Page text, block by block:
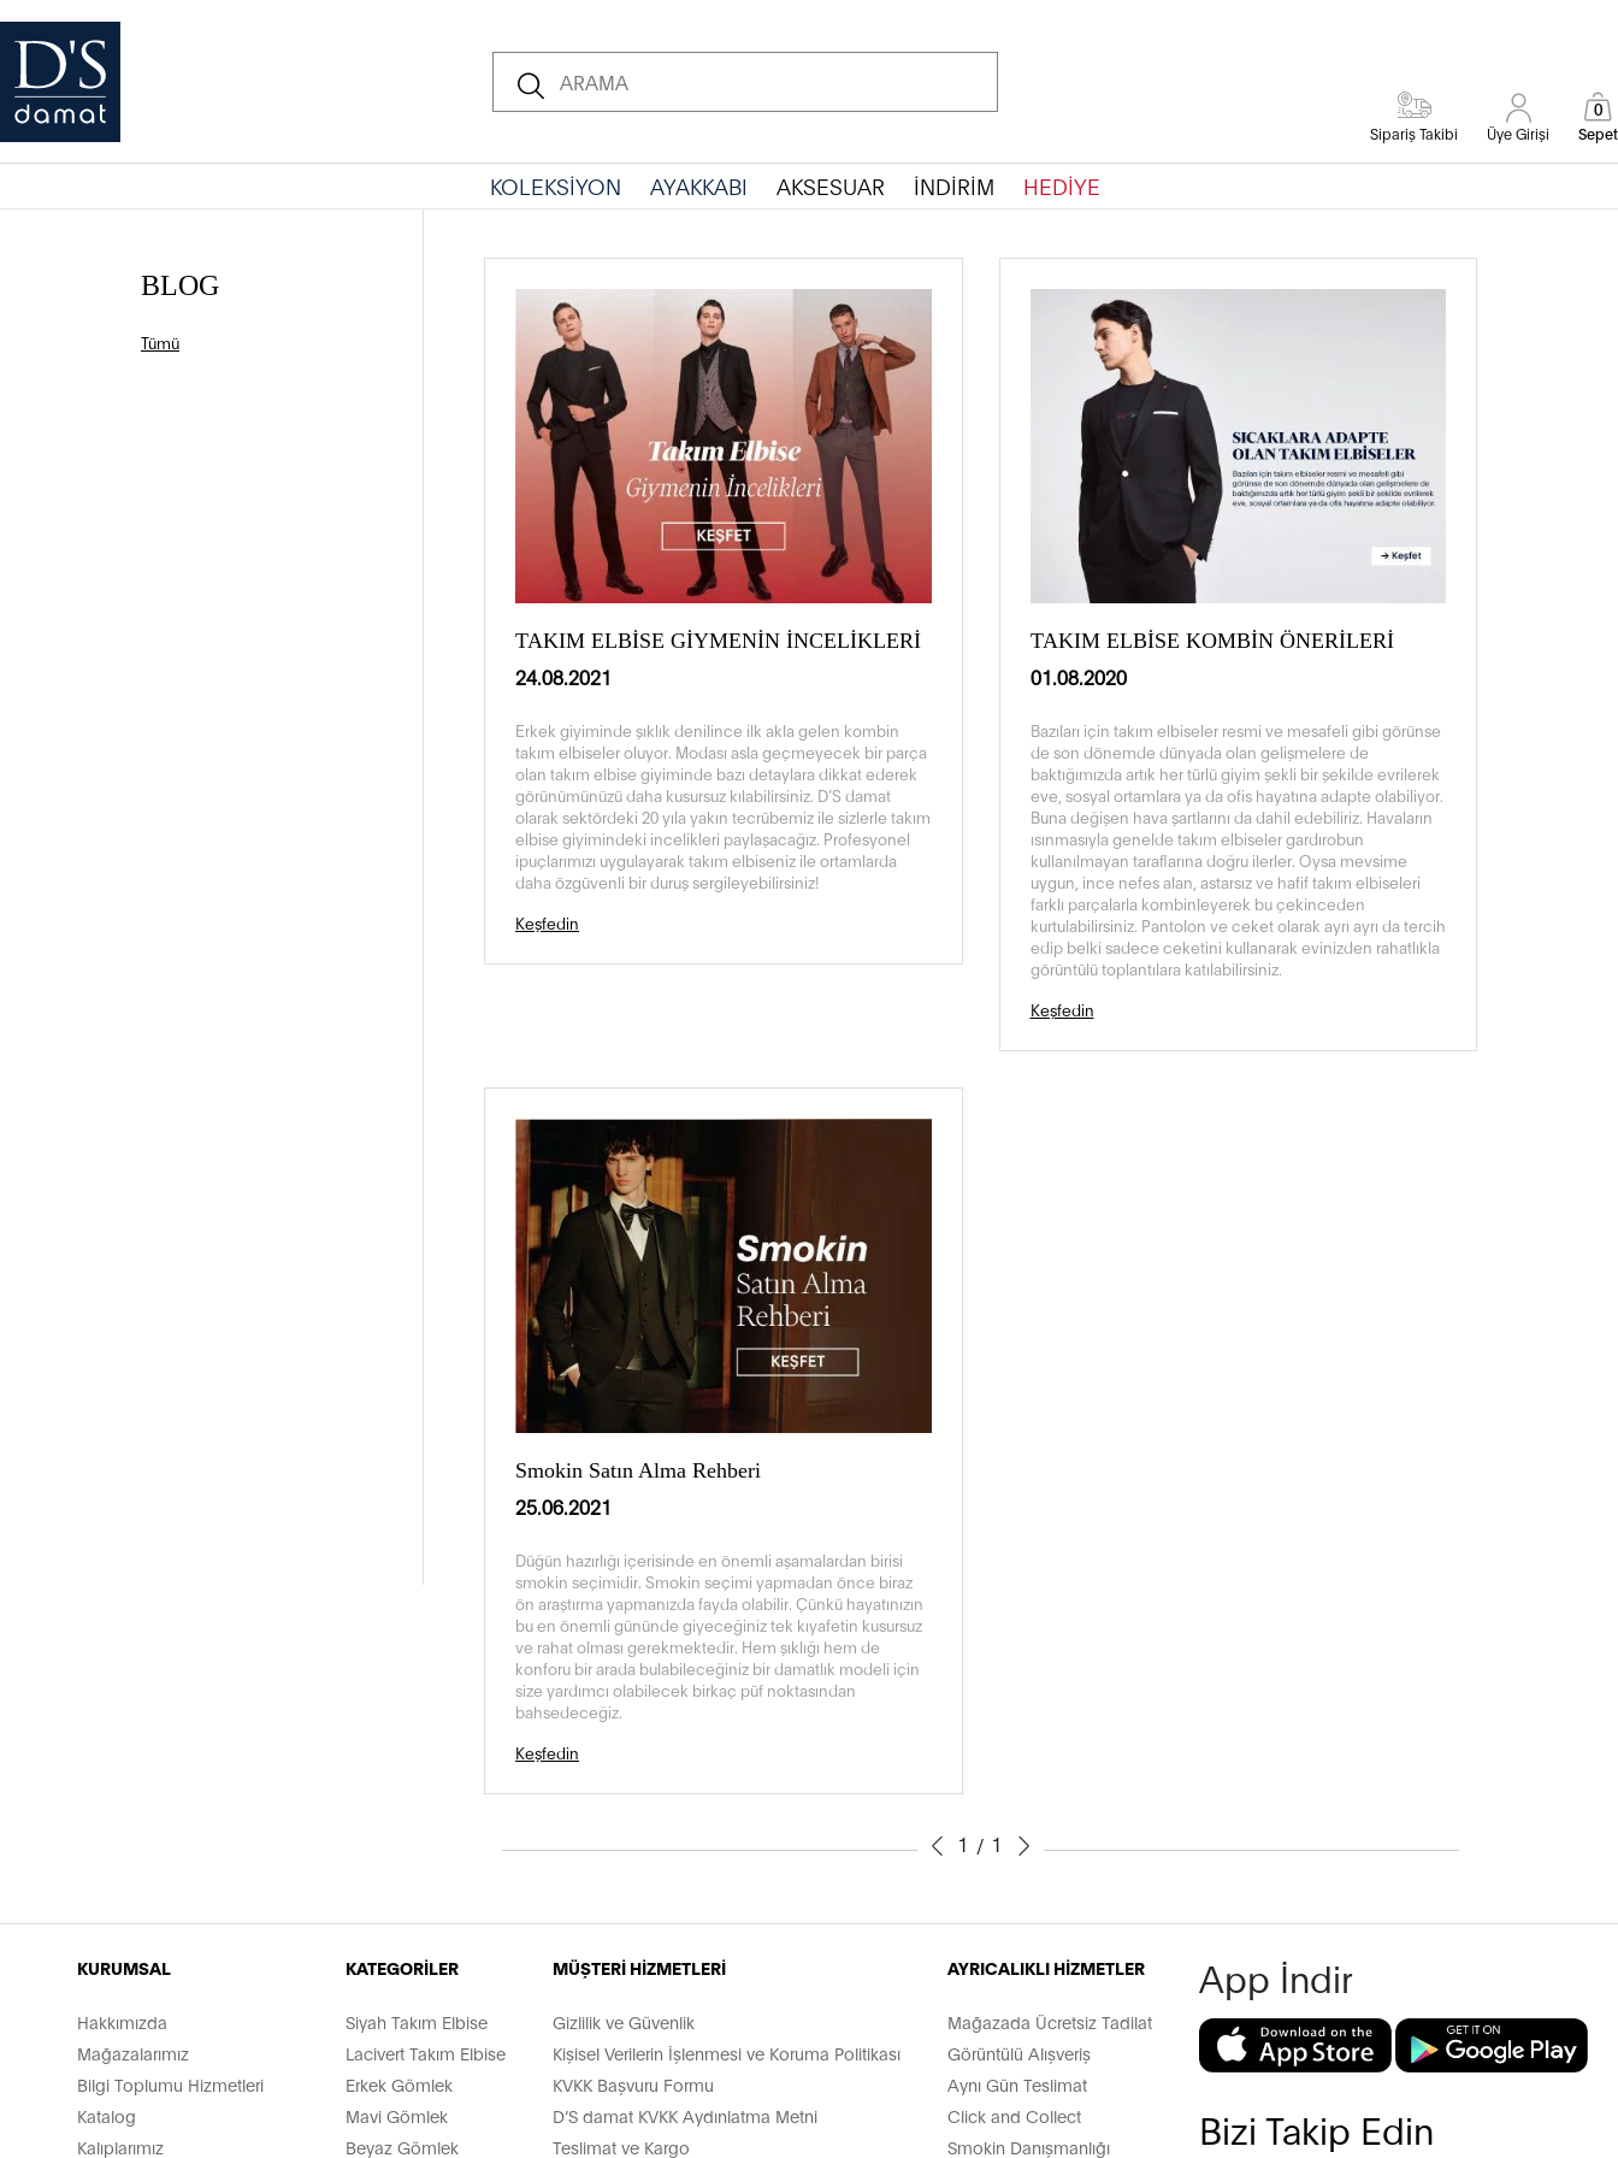
Sipariş Takibi Üye Girişi Sepet
0
KOLEKSİYON AYAKKABI AKSESUAR İNDİRİM HEDİYE
BLOG
Tümü
TAKIM ELBİSE GİYMENİN İNCELİKLERİ
24.08.2021
Erkek giyiminde şıklık denilince ilk akla gelen kombin
takım elbiseler oluyor. Modası asla geçmeyecek bir parça
olan takım elbise giyiminde bazı detaylara dikkat ederek
görünümünüzü daha kusursuz kılabilirsiniz. D’S damat
olarak sektördeki 20 yıla yakın tecrübemiz ile sizlerle takım
elbise giyimindeki incelikleri paylaşacağız. Profesyonel
ipuçlarımızı uygulayarak takım elbiseniz ile ortamlarda
daha özgüvenli bir duruş sergileyebilirsiniz!
Keşfedin
TAKIM ELBİSE KOMBİN ÖNERİLERİ
01.08.2020
Bazıları için takım elbiseler resmi ve mesafeli gibi görünse
de son dönemde dünyada olan gelişmelere de
baktığımızda artık her türlü giyim şekli bir şekilde evrilerek
eve, sosyal ortamlara ya da ofis hayatına adapte olabiliyor.
Buna değişen hava şartlarını da dahil edebiliriz. Havaların
ısınmasıyla genelde takım elbiseler gardırobun
kullanılmayan taraflarına doğru ilerler. Oysa mevsime
uygun, ince nefes alan, astarsız ve hafif takım elbiseleri
farklı parçalarla kombinleyerek bu çekinceden
kurtulabilirsiniz. Pantolon ve ceket olarak ayrı ayrı da tercih
edip belki sadece ceketini kullanarak evinizden rahatlıkla
görüntülü toplantılara katılabilirsiniz.
Keşfedin
Smokin Satın Alma Rehberi
25.06.2021
Düğün hazırlığı içerisinde en önemli aşamalardan birisi
smokin seçimidir. Smokin seçimi yapmadan önce biraz
ön araştırma yapmanızda fayda olabilir. Çünkü hayatınızın
bu en önemli gününde giyeceğiniz tek kıyafetin kusursuz
ve rahat olması gerekmektedir. Hem şıklığı hem de
konforu bir arada bulabileceğiniz bir damatlık modeli için
size yardımcı olabilecek birkaç püf noktasından
bahsedeceğiz.
Keşfedin
1 / 1
KURUMSAL
Hakkımızda
Mağazalarımız
Bilgi Toplumu Hizmetleri
Katalog
Kalıplarımız
KATEGORİLER
Siyah Takım Elbise
Lacivert Takım Elbise
Erkek Gömlek
Mavi Gömlek
Beyaz Gömlek
MÜŞTERİ HİZMETLERİ
Gizlilik ve Güvenlik
Kişisel Verilerin İşlenmesi ve Koruma Politikası
KVKK Başvuru Formu
D’S damat KVKK Aydınlatma Metni
Teslimat ve Kargo
AYRICALIKLI HİZMETLER
Mağazada Ücretsiz Tadilat
Görüntülü Alışveriş
Aynı Gün Teslimat
Click and Collect
Smokin Danışmanlığı
App İndir
Bizi Takip Edin